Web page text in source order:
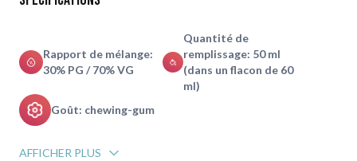
Rapport de mélange:
30% PG / 70% VG
Quantité de
remplissage: 50 ml
(dans un flacon de 60
ml)
Goût: chewing-gum
AFFICHER PLUS